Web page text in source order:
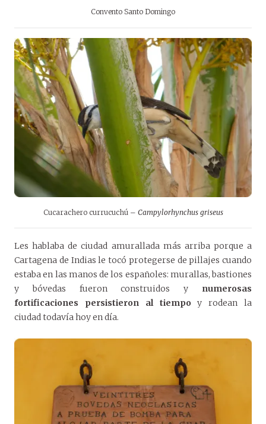
Convento Santo Domingo
Cucarachero currucuchú – Campylorhynchus griseus
Les hablaba de ciudad amurallada más arriba porque a
Cartagena de Indias le tocó protegerse de pillajes cuando
estaba en las manos de los españoles: murallas, bastiones
y bóvedas fueron construidos y numerosas
fortificaciones persistieron al tiempo y rodean la
ciudad todavía hoy en día.